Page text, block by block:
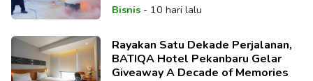
Bisnis- 10 hari lalu
Rayakan Satu Dekade Perjalanan,
BATIQA Hotel Pekanbaru Gelar
Giveaway A Decade of Memories